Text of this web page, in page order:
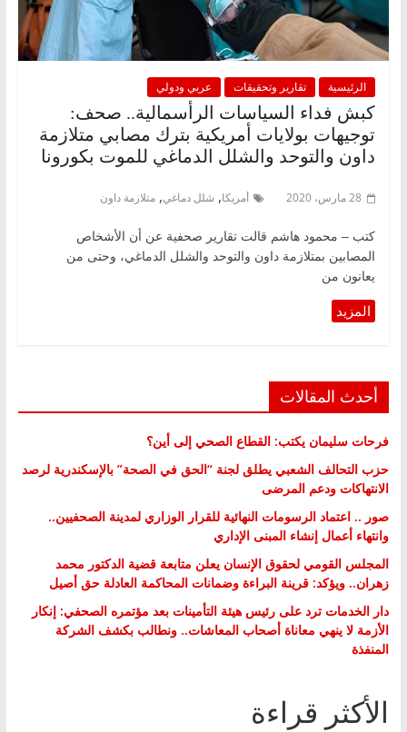
الرئيسية تقارير وتحقيقات عربي ودولي
كبش فداء السياسات الرأسمالية.. صحف:
توجيهات بولايات أمريكية بترك مصابي متلازمة
داون والتوحد والشلل الدماغي للموت بكورونا
28 مارس، 2020 أمريكا, شلل دماغي, متلازمة داون
كتب – محمود هاشم قالت تقارير صحفية عن أن الأشخاص
المصابين بمتلازمة داون والتوحد والشلل الدماغي، وحتى من
يعانون من
أحدث المقالات
فرحات سليمان يكتب: القطاع الصحي إلى أين؟
حزب التحالف الشعبي يطلق لجنة “الحق في الصحة” بالإسكندرية لرصد
الانتهاكات ودعم المرضى
صور .. اعتماد الرسومات النهائية للقرار الوزاري لمدينة الصحفيين..
وانتهاء أعمال إنشاء المبنى الإداري
المجلس القومي لحقوق الإنسان يعلن متابعة قضية الدكتور محمد
زهران.. ويؤكد: قرينة البراءة وضمانات المحاكمة العادلة حق أصيل
دار الخدمات ترد على رئيس هيئة التأمينات بعد مؤتمره الصحفي: إنكار
الأزمة لا ينهي معاناة أصحاب المعاشات.. ونطالب بكشف الشركة
المنفذة
الأكثر قراءة